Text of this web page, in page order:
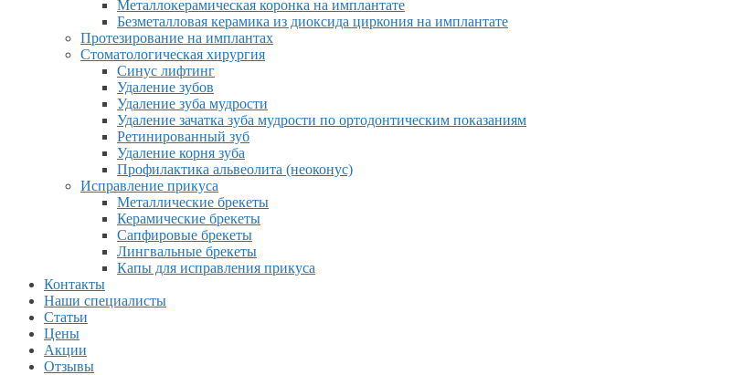
Металлокерамическая коронка на имплантате
Безметалловая керамика из диоксида циркония на имплантате
Протезирование на имплантах
Стоматологическая хирургия
Синус лифтинг
Удаление зубов
Удаление зуба мудрости
Удаление зачатка зуба мудрости по ортодонтическим показаниям
Ретинированный зуб
Удаление корня зуба
Профилактика альвеолита (неоконус)
Исправление прикуса
Металлические брекеты
Керамические брекеты
Сапфировые брекеты
Лингвальные брекеты
Капы для исправления прикуса
Контакты
Наши специалисты
Статьи
Цены
Акции
Отзывы